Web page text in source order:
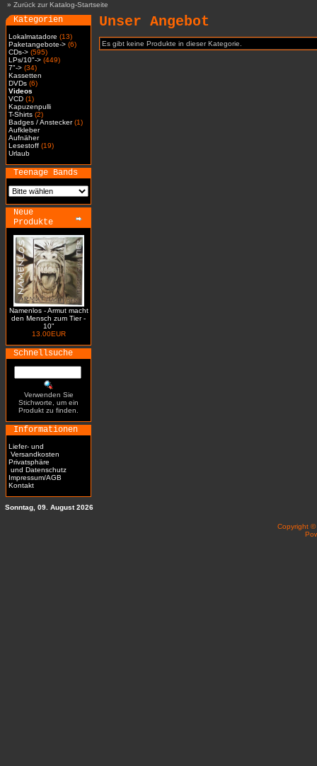
» Zurück zur Katalog-Startseite
Kategorien
Lokalmatadore (13)
Paketangebote-> (6)
CDs-> (595)
LPs/10"-> (449)
7"-> (34)
Kassetten
DVDs (6)
Videos
VCD (1)
Kapuzenpulli
T-Shirts (2)
Badges / Anstecker(1)
Aufkleber
Aufnäher
Lesestoff (19)
Urlaub
Teenage Bands
Neue
Produkte
Namenlos - Armut macht
den Mensch zum Tier -
10"
13.00EUR
Schnellsuche
Verwenden Sie
Stichworte, um ein
Produkt zu finden.
Informationen
Liefer- und
Versandkosten
Privatsphäre
und Datenschutz
Impressum/AGB
Kontakt
Unser Angebot
Es gibt keine Produkte in dieser Kategorie.
Sonntag, 09. August 2026
Copyright